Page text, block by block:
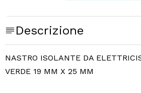
Descrizione
NASTRO ISOLANTE DA
VERDE 19 MM X 25 MM